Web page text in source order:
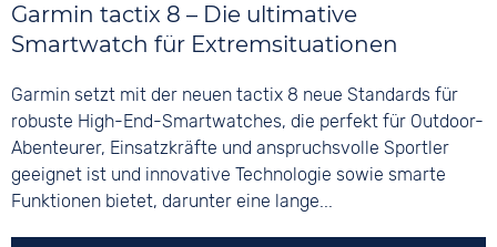
Garmin tactix 8 – Die ultimative
Smartwatch für Extremsituationen
Garmin setzt mit der neuen tactix 8 neue Standards für
robuste High-End-Smartwatches, die perfekt für Outdoor-
Abenteurer, Einsatzkräfte und anspruchsvolle Sportler
geeignet ist und innovative Technologie sowie smarte
Funktionen bietet, darunter eine lange...